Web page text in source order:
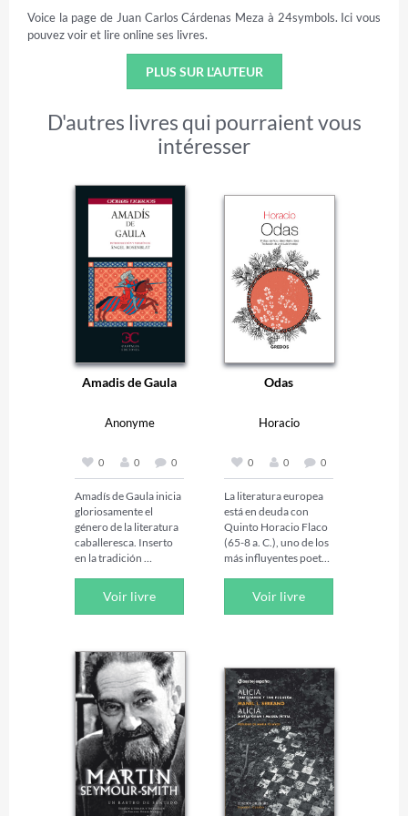
Voice la page de Juan Carlos Cárdenas Meza à 24symbols. Ici vous
pouvez voir et lire online ses livres.
PLUS SUR L'AUTEUR
D'autres livres qui pourraient vous
intéresser
Amadis de Gaula
Anonyme
0 0 0
Amadís de Gaula inicia
gloriosamente el
género de la literatura
caballeresca. Inserto
en la tradición
humanos: la bondad
hombre; la belleza es la
virtud suprema de la
mujer; el hombre lucha
por el señorío y por la
fama. A la bondad de
las armas y la belleza se
une el amor leal, que
anima a todos los
pensamientos y todos
los actos. Una obra,
pues, que alienta por la
Voir livre
Odas
Horacio
0 0 0
La literatura europea
está en deuda con
Quinto Horacio Flaco
(65-8 a. C.), uno de los
más influyentes poetas
filosófica y con
tribuno militar, se
estableció en Roma,
donde inició una
brillante carrera
literaria bajo la tutela
del emperador
Augusto y su consejero
Mecenas. Su reflexiva
poesía alcanza una
extraordinaria
Voir livre